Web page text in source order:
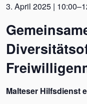
3. April 2025 |
Malteser Hilfsdienst